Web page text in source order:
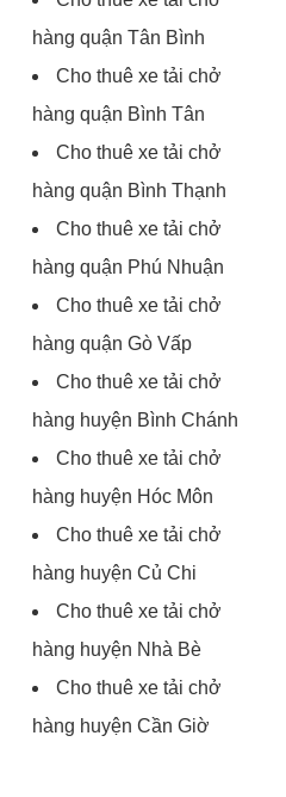
hàng quận Tân Bình
Cho thuê xe tải chở
hàng quận Bình Tân
Cho thuê xe tải chở
hàng quận Bình Thạnh
Cho thuê xe tải chở
hàng quận Phú Nhuận
Cho thuê xe tải chở
hàng quận Gò Vấp
Cho thuê xe tải chở
hàng huyện Bình Chánh
Cho thuê xe tải chở
hàng huyện Hóc Môn
Cho thuê xe tải chở
hàng huyện Củ Chi
Cho thuê xe tải chở
hàng huyện Nhà Bè
Cho thuê xe tải chở
hàng huyện Cần Giờ